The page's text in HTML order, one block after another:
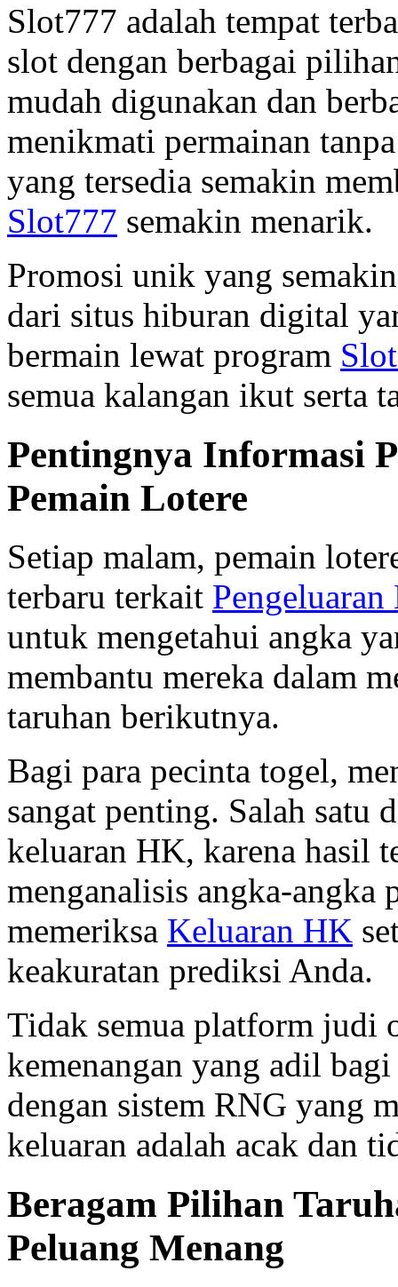
Slot777 adalah tempat
slot dengan berbagai
mudah digunakan dan
menikmati permainan
yang tersedia semakin
Slot777 semakin menarik.
Promosi unik yang
dari situs hiburan digital
bermain lewat program
semua kalangan ikut serta
Pentingnya Informasi
Pemain Lotere
Setiap malam, pemain
terbaru terkait Pengeluaran
untuk mengetahui angka
membantu mereka dalam
taruhan berikutnya.
Bagi para pecinta togel,
sangat penting. Salah satu
keluaran HK, karena hasil
menganalisis angka-angka
memeriksa Keluaran HK
keakuratan prediksi Anda.
Tidak semua platform judi
kemenangan yang adil
dengan sistem RNG yang
keluaran adalah acak dan
Beragam Pilihan
Peluang Menang